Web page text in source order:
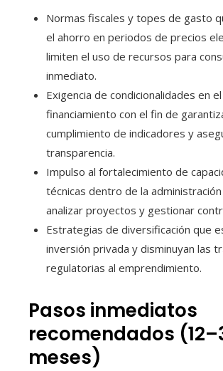
Normas fiscales y topes de gasto
el ahorro en periodos de precios
limiten el uso de recursos para
inmediato.
Exigencia de condicionalidades en el
financiamiento con el fin de
cumplimiento de indicadores y
transparencia.
Impulso al fortalecimiento de
técnicas dentro de la
analizar proyectos y gestionar
Estrategias de diversificación que
inversión privada y disminuyan las
regulatorias al emprendimiento.
Pasos inmediatos
recomendados
meses)